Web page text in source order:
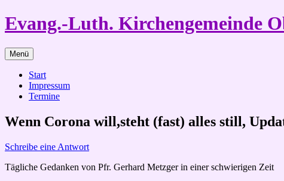
Zum
Inhalt
Evang.-Luth. Kirchengemeinde
Menü
Start
Impressum
Termine
Wenn Corona will,steht (fast) alles still,
Schreibe eine Antwort
Tägliche Gedanken von Pfr. Gerhard Metzger in einer schwierigen Zeit